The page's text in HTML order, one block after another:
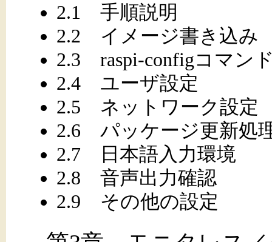
2.1 手順説明
2.2 イメージ書き込み
2.3 raspi-configコマン
2.4 ユーザ設定
2.5 ネットワーク設定
2.6 パッケージ更新処
2.7 日本語入力環境
2.8 音声出力確認
2.9 その他の設定